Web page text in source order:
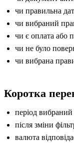
чи правильна
чи вибраний
чи є оплата або
чи не було
чи вибрана
Коротка
період
після зміни
валюта